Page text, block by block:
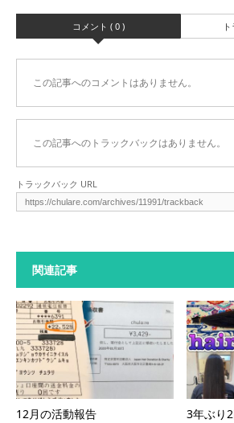
コメント ( 0 )
この記事へのコメントはありません。
この記事へのトラックバックはありません。
トラックバック URL
関連記事
12月の活動報告
3年ぶり